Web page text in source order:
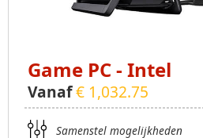
Game PC - Intel
Vanaf€ 1,032.75
Samenstel mogelijkheden